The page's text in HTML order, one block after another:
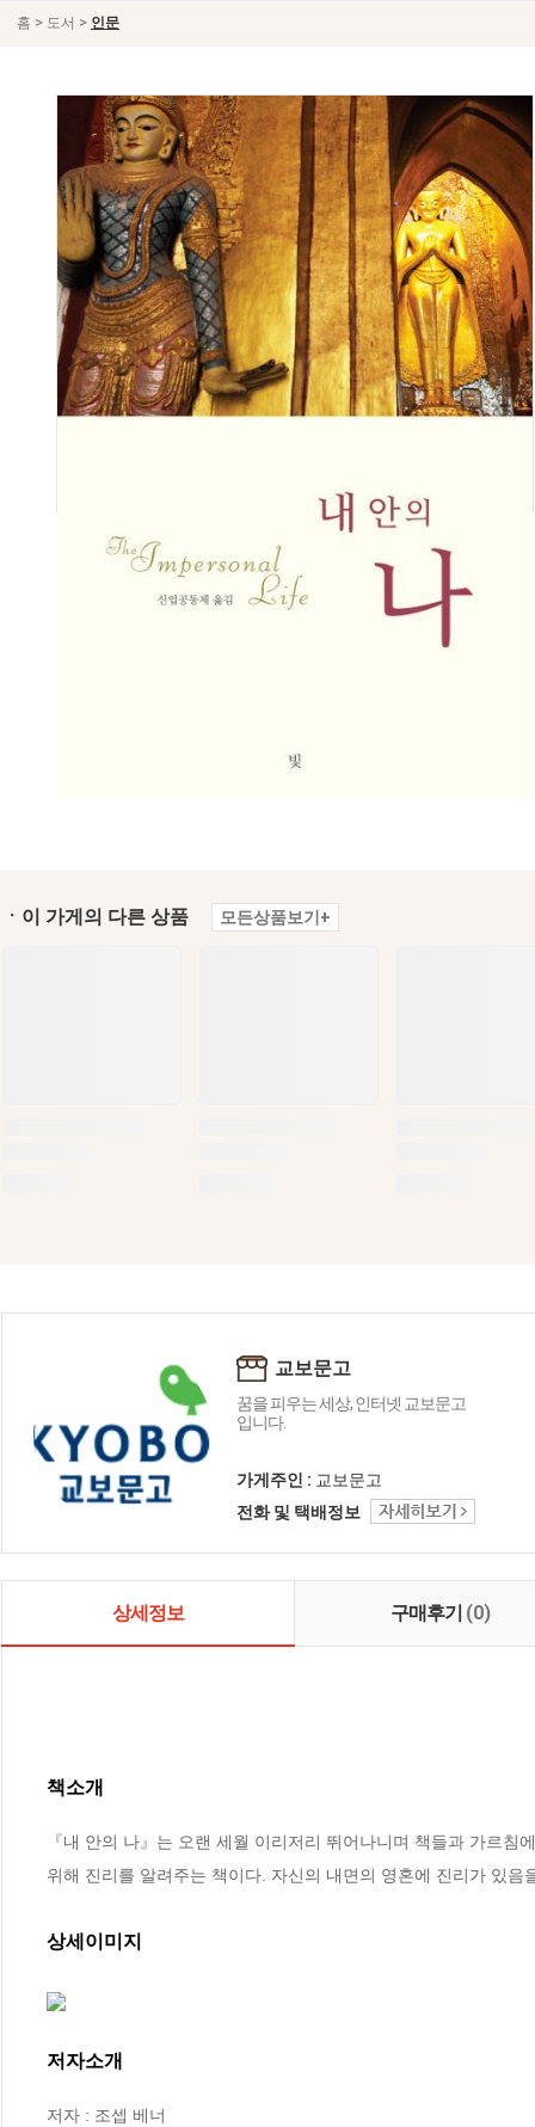
홈 > 도서 > 인문
ㆍ이 가게의 다른 상품 모든상품보기+
교보문고
꿈을 피우는 세상, 인터넷 교보문고
입니다.
가게주인 : 교보문고
전화 및 택배정보
상세정보 구매후기 (0)
책소개
『내 안의 나』는 오랜 세월 이리저리 뛰어나니며 책들과 가르
위해 진리를 알려주는 책이다. 자신의 내면의 영혼에 진리가 있음
상세이미지
저자소개
저자 : 조셉 베너